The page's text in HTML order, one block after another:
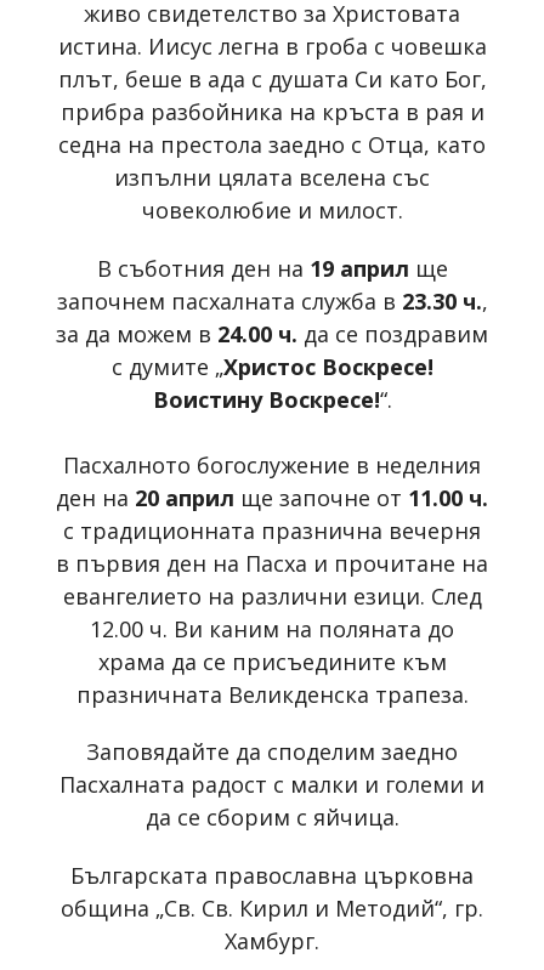
живо свидетелство за Христовата
истина. Иисус легна в гроба с човешка
плът, беше в ада с душата Си като Бог,
прибра разбойника на кръста в рая и
седна на престола заедно с Отца, като
изпълни цялата вселена със
човеколюбие и милост.
В съботния ден на 19 април ще
започнем пасхалната служба в 23.30 ч.,
за да можем в 24.00 ч. да се поздравим
с думите „Христос Воскресе!
Воистину Воскресе!“.
Пасхалното богослужение в неделния
ден на 20 април ще започне от 11.00 ч.
с традиционната празнична вечерня
в първия ден на Пасха и прочитане на
евангелието на различни езици. След
12.00 ч. Ви каним на поляната до
храма да се присъедините към
празничната Великденска трапеза.
Заповядайте да споделим заедно
Пасхалната радост с малки и големи и
да се сборим с яйчица.
Българската православна църковна
община „Св. Св. Кирил и Методий“, гр.
Хамбург.